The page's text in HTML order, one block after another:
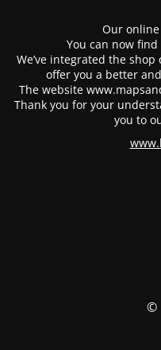
Our
You can now
We’ve integrated the
offer you a better
The website
Thank you for your
you to
©